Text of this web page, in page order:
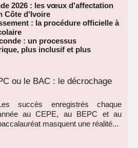
2026 : les vœux d'affectation
Côte d'Ivoire
: la procédure officielle à
: un processus
plus inclusif et plus
ou le BAC : le décrochage
succès enregistrés chaque
au CEPE, au BEPC et au
masquent une réalité...